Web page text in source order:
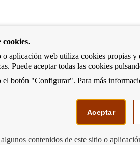
cookies.
o aplicación web utiliza cookies propias
Puede aceptar todas las cookies
el botón "Configurar". Para más
Aceptar
contenidos de este sitio o